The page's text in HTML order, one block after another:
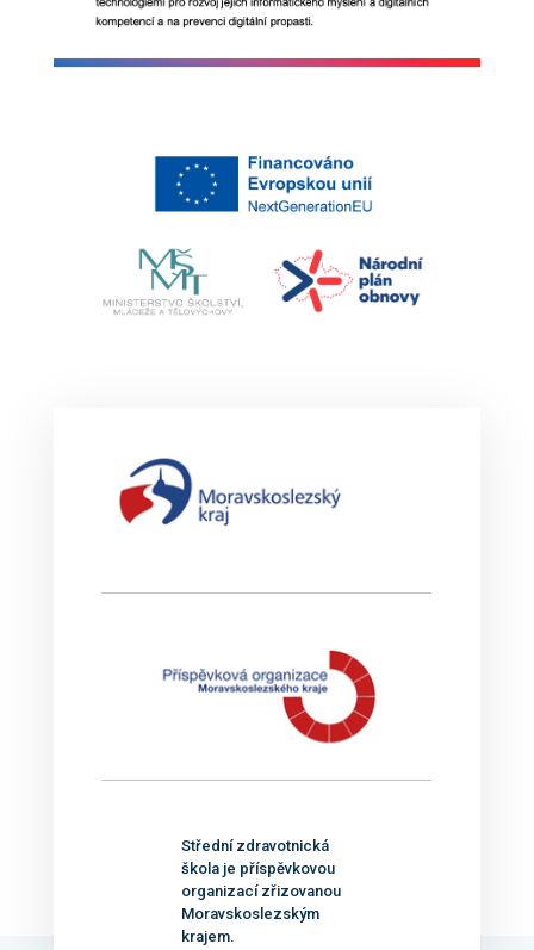
Střední zdravotnická
škola je příspěvkovou
organizací zřizovanou
Moravskoslezským
krajem.